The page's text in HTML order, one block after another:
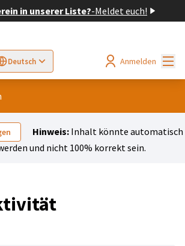
in unserer Liste?-Meldet euch!
Deutschwählen Choose languageElegir el idioma
Anmelden
Hinweis:Inhalt könnte automatisch
und nicht 100% korrekt sein.